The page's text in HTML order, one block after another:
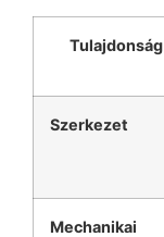
Tulajdonság
Szerkezet
Mechanikai